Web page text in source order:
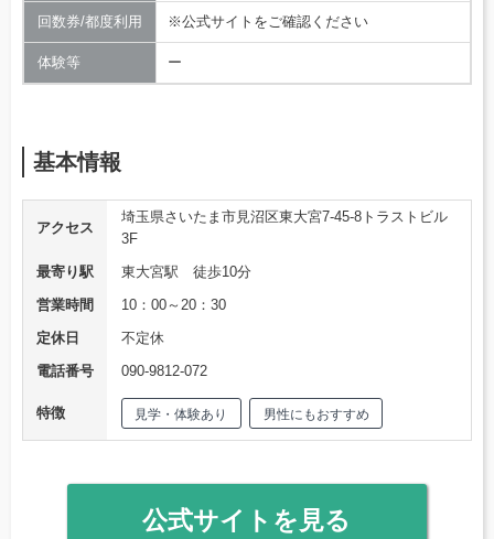
回数券/都度利用 ※公式サイトをご確認ください
体験等 ー
基本情報
アクセス
埼玉県さいたま市見沼区東大宮7-45-8トラストビル
3F
最寄り駅
東大宮駅 徒歩10分
営業時間
10：00～20：30
定休日
不定休
電話番号
090-9812-072
特徴 見学・体験あり 男性にもおすすめ
公式サイトを見る